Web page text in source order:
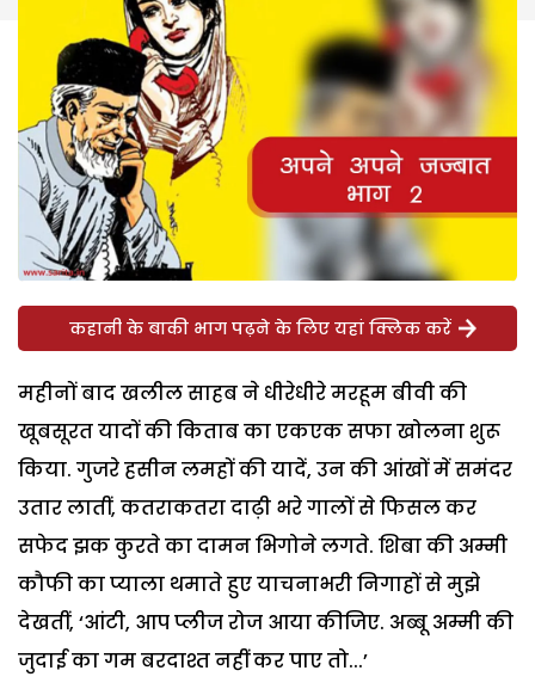
कहानी के बाकी भाग पढ़ने के लिए यहां क्लिक करें
महीनों बाद खलील साहब ने धीरेधीरे मरहूम बीवी की
खूबसूरत यादों की किताब का एकएक सफा खोलना शुरू
किया. गुजरे हसीन लमहों की यादें, उन की आंखों में समंदर
उतार लातीं, कतराकतरा दाढ़ी भरे गालों से फिसल कर
सफेद झक कुरते का दामन भिगोने लगते. शिबा की अम्मी
कौफी का प्याला थमाते हुए याचनाभरी निगाहों से मुझे
देखतीं, ‘आंटी, आप प्लीज रोज आया कीजिए. अब्बू अम्मी की
जुदाई का गम बरदाश्त नहीं कर पाए तो...’